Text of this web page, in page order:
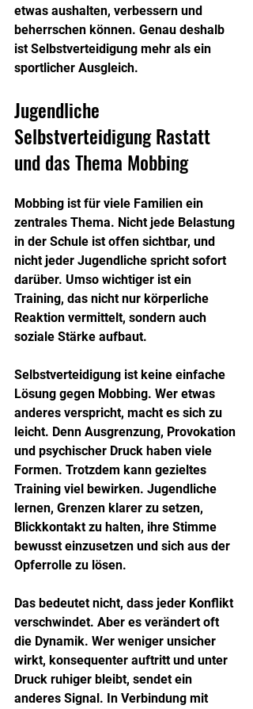
etwas aushalten, verbessern und
beherrschen können. Genau deshalb
ist Selbstverteidigung mehr als ein
sportlicher Ausgleich.
Jugendliche
Selbstverteidigung Rastatt
und das Thema Mobbing
Mobbing ist für viele Familien ein
zentrales Thema. Nicht jede Belastung
in der Schule ist offen sichtbar, und
nicht jeder Jugendliche spricht sofort
darüber. Umso wichtiger ist ein
Training, das nicht nur körperliche
Reaktion vermittelt, sondern auch
soziale Stärke aufbaut.
Selbstverteidigung ist keine einfache
Lösung gegen Mobbing. Wer etwas
anderes verspricht, macht es sich zu
leicht. Denn Ausgrenzung, Provokation
und psychischer Druck haben viele
Formen. Trotzdem kann gezieltes
Training viel bewirken. Jugendliche
lernen, Grenzen klarer zu setzen,
Blickkontakt zu halten, ihre Stimme
bewusst einzusetzen und sich aus der
Opferrolle zu lösen.
Das bedeutet nicht, dass jeder Konflikt
verschwindet. Aber es verändert oft
die Dynamik. Wer weniger unsicher
wirkt, konsequenter auftritt und unter
Druck ruhiger bleibt, sendet ein
anderes Signal. In Verbindung mit